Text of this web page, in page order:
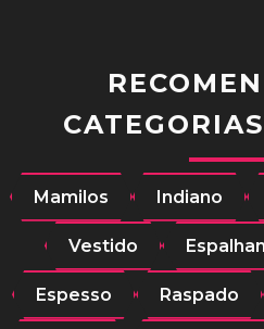
Mamilos Indiano
Vestido
Espesso Raspado